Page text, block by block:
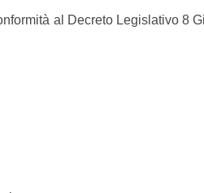
al Decreto Legislativo 8